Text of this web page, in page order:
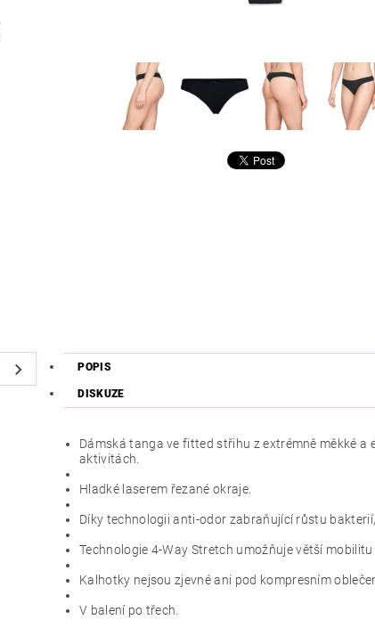
POPIS
DISKUZE
Dámská tanga ve fitted střihu z extrémně měkké
aktivitách.
Hladké laserem řezané okraje.
Díky technologii anti-odor zabraňující růstu
Technologie 4-Way Stretch umožňuje větší mobilitu
Kalhotky nejsou zjevné ani pod kompresním
V balení po třech.